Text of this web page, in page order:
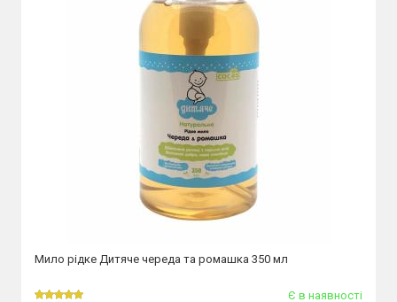
Мило рідке Дитяче череда та ромашка 350 мл
Є в наявності